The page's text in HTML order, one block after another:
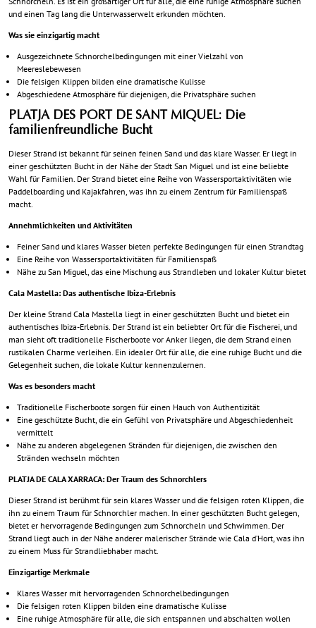
und einen Tag lang die Unterwasserwelt erkunden möchten.
Was sie einzigartig macht
Ausgezeichnete Schnorchelbedingungen mit einer Vielzahl von
Meereslebewesen
Die felsigen Klippen bilden eine dramatische Kulisse
Abgeschiedene Atmosphäre für diejenigen, die Privatsphäre suchen
PLATJA DES PORT DE SANT MIQUEL: Die
familienfreundliche Bucht
Dieser Strand ist bekannt für seinen feinen Sand und das klare Wasser. Er liegt in
einer geschützten Bucht in der Nähe der Stadt San Miguel und ist eine beliebte
Wahl für Familien. Der Strand bietet eine Reihe von Wassersportaktivitäten wie
Paddelboarding und Kajakfahren, was ihn zu einem Zentrum für Familienspaß
macht.
Annehmlichkeiten und Aktivitäten
Feiner Sand und klares Wasser bieten perfekte Bedingungen für einen Strandtag
Eine Reihe von Wassersportaktivitäten für Familienspaß
Nähe zu San Miguel, das eine Mischung aus Strandleben und lokaler Kultur bietet
Cala Mastella: Das authentische Ibiza-Erlebnis
Der kleine Strand Cala Mastella liegt in einer geschützten Bucht und bietet ein
authentisches Ibiza-Erlebnis. Der Strand ist ein beliebter Ort für die Fischerei, und
man sieht oft traditionelle Fischerboote vor Anker liegen, die dem Strand einen
rustikalen Charme verleihen. Ein idealer Ort für alle, die eine ruhige Bucht und die
Gelegenheit suchen, die lokale Kultur kennenzulernen.
Was es besonders macht
Traditionelle Fischerboote sorgen für einen Hauch von Authentizität
Eine geschützte Bucht, die ein Gefühl von Privatsphäre und Abgeschiedenheit
vermittelt
Nähe zu anderen abgelegenen Stränden für diejenigen, die zwischen den
Stränden wechseln möchten
PLATJA DE CALA XARRACA: Der Traum des Schnorchlers
Dieser Strand ist berühmt für sein klares Wasser und die felsigen roten Klippen, die
ihn zu einem Traum für Schnorchler machen. In einer geschützten Bucht gelegen,
bietet er hervorragende Bedingungen zum Schnorcheln und Schwimmen. Der
Strand liegt auch in der Nähe anderer malerischer Strände wie Cala d’Hort, was ihn
zu einem Muss für Strandliebhaber macht.
Einzigartige Merkmale
Klares Wasser mit hervorragenden Schnorchelbedingungen
Die felsigen roten Klippen bilden eine dramatische Kulisse
Eine ruhige Atmosphäre für alle, die sich entspannen und abschalten wollen